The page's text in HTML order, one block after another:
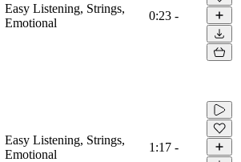
Easy Listening, Strings,
Emotional
0:23 -
Easy Listening, Strings,
Emotional
1:17 -